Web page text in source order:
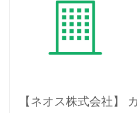
【ネオス株式会社】